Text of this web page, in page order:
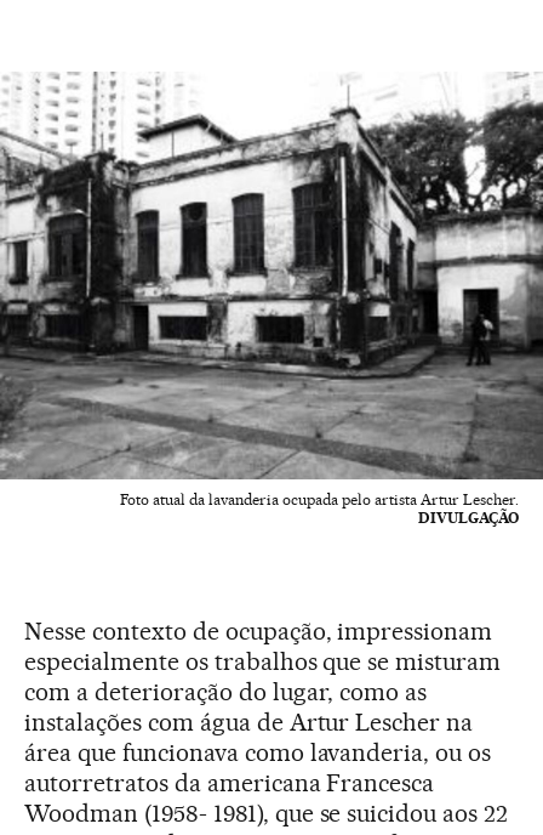
Foto atual da lavanderia ocupada pelo artista Artur Lescher.
DIVULGAÇÃO
Nesse contexto de ocupação, impressionam
especialmente os trabalhos que se misturam
com a deterioração do lugar, como as
instalações com água de Artur Lescher na
área que funcionava como lavanderia, ou os
autorretratos da americana Francesca
Woodman (1958- 1981), que se suicidou aos 22